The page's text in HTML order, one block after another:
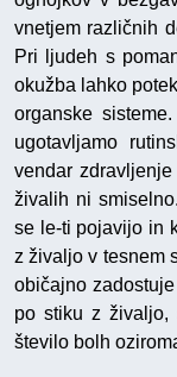
vnetjem različnih
Pri ljudeh s
okužba lahko
organske
ugotavljamo
vendar
živalih ni
se le-ti pojavijo in
z živaljo v tesnem
običajno
po stiku z
število bolh